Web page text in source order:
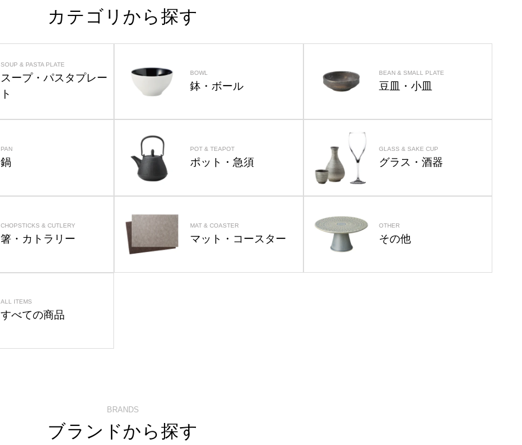
カテゴリから探す
SOUP & PASTA PLATE
スープ・パスタプレー
ト
BOWL
鉢・ボール
BEAN & SMALL PLATE
豆皿・小皿
PAN
鍋
POT & TEAPOT
ポット・急須
GLASS & SAKE CUP
グラス・酒器
CHOPSTICKS & CUTLERY
箸・カトラリー
MAT & COASTER
マット・コースター
OTHER
その他
ALL ITEMS
すべての商品
BRANDS
ブランドから探す